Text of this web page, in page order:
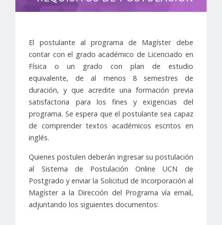
El postulante al programa de Magíster debe
contar con el grado académico de Licenciado en
Física o un grado con plan de estudio
equivalente, de al menos 8 semestres de
duración, y que acredite una formación previa
satisfactoria para los fines y exigencias del
programa. Se espera que el postulante sea capaz
de comprender textos académicos escritos en
inglés.
Quienes postulen deberán ingresar su postulación
al Sistema de Postulación Online UCN de
Postgrado y enviar la Solicitud de Incorporación al
Magíster a la Dirección del Programa vía email,
adjuntando los siguientes documentos: